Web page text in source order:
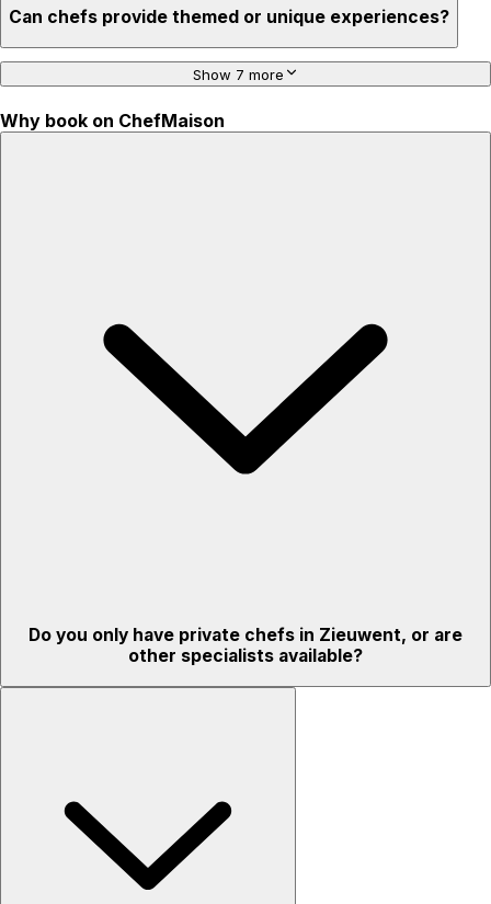
Can chefs provide themed or unique experiences?
Show 7 more
Why book on ChefMaison
Do you only have private chefs in Zieuwent, or are
other specialists available?